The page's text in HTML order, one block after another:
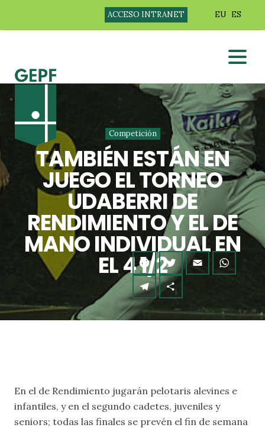
ACCESO INTRANET EU ES
Competición
TAMBIÉN ESTÁN EN
JUEGO EL TORNEO
UDABERRI DE
RENDIMIENTO Y EL DE
MANO INDIVIDUAL EN
EL 4 1/2
En el de Rendimiento jugarán pelotaris alevines e
infantiles, y en el segundo cadetes, juveniles y
seniors; todas las finales se prevén el fin de semana